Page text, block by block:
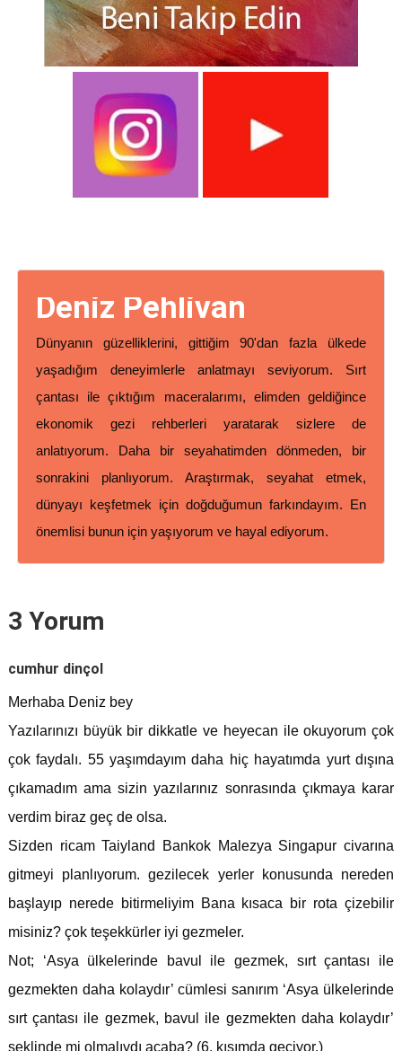
Deniz Pehlivan
Dünyanın güzelliklerini, gittiğim 90'dan fazla ülkede
yaşadığım deneyimlerle anlatmayı seviyorum. Sırt
çantası ile çıktığım maceralarımı, elimden geldiğince
ekonomik gezi rehberleri yaratarak sizlere de
anlatıyorum. Daha bir seyahatimden dönmeden, bir
sonrakini planlıyorum. Araştırmak, seyahat etmek,
dünyayı keşfetmek için doğduğumun farkındayım. En
önemlisi bunun için yaşıyorum ve hayal ediyorum.
3 Yorum
cumhur dinçol
Merhaba Deniz bey
Yazılarınızı büyük bir dikkatle ve heyecan ile okuyorum çok
çok faydalı. 55 yaşımdayım daha hiç hayatımda yurt dışına
çıkamadım ama sizin yazılarınız sonrasında çıkmaya karar
verdim biraz geç de olsa.
Sizden ricam Taiyland Bankok Malezya Singapur civarına
gitmeyi planlıyorum. gezilecek yerler konusunda nereden
başlayıp nerede bitirmeliyim Bana kısaca bir rota çizebilir
misiniz? çok teşekkürler iyi gezmeler.
Not; ‘Asya ülkelerinde bavul ile gezmek, sırt çantası ile
gezmekten daha kolaydır’ cümlesi sanırım ‘Asya ülkelerinde
sırt çantası ile gezmek, bavul ile gezmekten daha kolaydır’
şeklinde mi olmalıydı acaba? (6. kısımda geçiyor.)